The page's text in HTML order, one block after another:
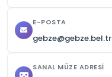
E-POSTA
gebze@gebze.bel.tr
SANAL MÜZE ADRESI